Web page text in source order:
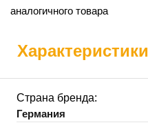
аналогичного товара
Характеристики
Страна бренда:
Германия